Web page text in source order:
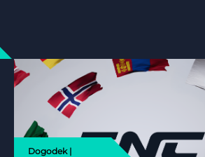
Dogodek |